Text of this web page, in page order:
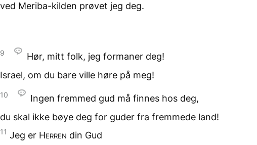
ved Meriba-kilden prøvet jeg deg.
9 Hør, mitt folk, jeg formaner deg!
Israel, om du bare ville høre på meg!
10 Ingen fremmed gud må finnes hos deg,
du skal ikke bøye deg for guder fra fremmede land!
11 Jeg er Herren din Gud